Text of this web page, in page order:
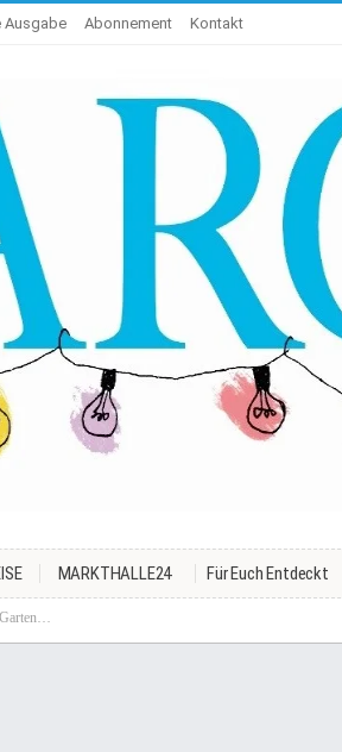
Ausgabe Abonnement Kontakt
MARKTHALLE24 Für Euch Entdeckt